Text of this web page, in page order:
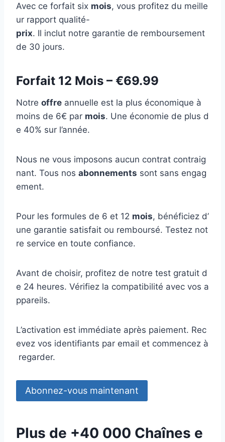
Avec ce forfait six mois, vous profitez du meille
ur rapport qualité-
prix. Il inclut notre garantie de remboursement
de 30 jours.
Forfait 12 Mois – €69.99
Notre offre annuelle est la plus économique à
moins de 6€ par mois. Une économie de plus d
e 40% sur l’année.
Nous ne vous imposons aucun contrat contraig
nant. Tous nos abonnements sont sans engag
ement.
Pour les formules de 6 et 12 mois, bénéficiez d’
une garantie satisfait ou remboursé. Testez not
re service en toute confiance.
Avant de choisir, profitez de notre test gratuit d
e 24 heures. Vérifiez la compatibilité avec vos a
ppareils.
L’activation est immédiate après paiement. Rec
evez vos identifiants par email et commencez à
regarder.
Abonnez-vous maintenant
Plus de +40 000 Chaînes e